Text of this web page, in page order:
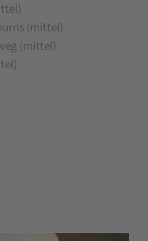
(mittel)
(mittel)